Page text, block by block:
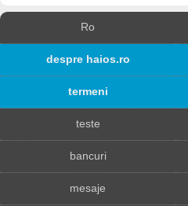
Ro
despre haios.ro
termeni
teste
bancuri
mesaje